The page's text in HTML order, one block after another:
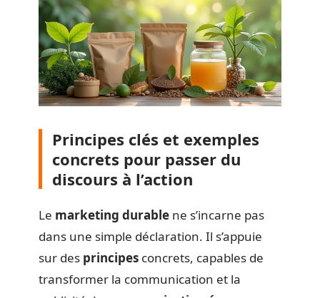
Principes clés et exemples
concrets pour passer du
discours à l’action
Le marketing durable ne s’incarne pas
dans une simple déclaration. Il s’appuie
sur des principes concrets, capables de
transformer la communication et la